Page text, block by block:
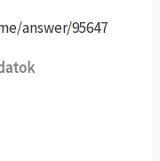
answer/95647